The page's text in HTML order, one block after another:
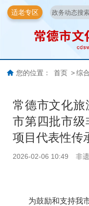
适老专区
您的位置： 首页 > 综
常德市文化
市第四批市
项目代表性传
2026-02-06 10:49 非
为鼓励和支持我